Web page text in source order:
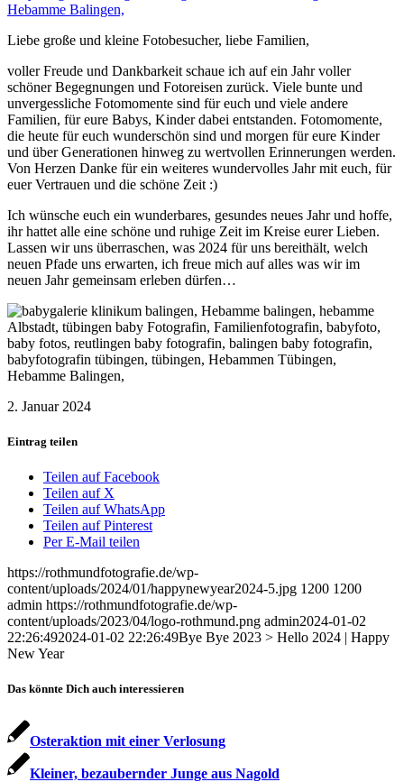
Liebe große und kleine Fotobesucher, liebe Familien,
voller Freude und Dankbarkeit schaue ich auf ein Jahr voller
schöner Begegnungen und Fotoreisen zurück. Viele bunte und
unvergessliche Fotomomente sind für euch und viele andere
Familien, für eure Babys, Kinder dabei entstanden. Fotomomente,
die heute für euch wunderschön sind und morgen für eure Kinder
und über Generationen hinweg zu wertvollen Erinnerungen werden.
Von Herzen Danke für ein weiteres wundervolles Jahr mit euch, für
euer Vertrauen und die schöne Zeit :)
Ich wünsche euch ein wunderbares, gesundes neues Jahr und hoffe,
ihr hattet alle eine schöne und ruhige Zeit im Kreise eurer Lieben.
Lassen wir uns überraschen, was 2024 für uns bereithält, welch
neuen Pfade uns erwarten, ich freue mich auf alles was wir im
neuen Jahr gemeinsam erleben dürfen…
2. Januar 2024
Eintrag teilen
Teilen auf Facebook
Teilen auf X
Teilen auf WhatsApp
Teilen auf Pinterest
Per E-Mail teilen
https://rothmundfotografie.de/wp-
content/uploads/2024/01/happynewyear2024-5.jpg 1200 1200
admin https://rothmundfotografie.de/wp-
content/uploads/2023/04/logo-rothmund.png admin2024-01-02
22:26:492024-01-02 22:26:49Bye Bye 2023 > Hello 2024 | Happy
New Year
Das könnte Dich auch interessieren
Osteraktion mit einer Verlosung
Kleiner, bezaubernder Junge aus Nagold